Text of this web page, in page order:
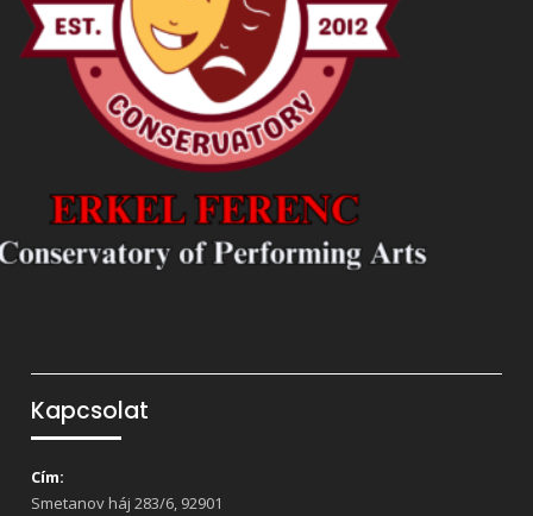
Kapcsolat
Cím:
Smetanov háj 283/6, 92901